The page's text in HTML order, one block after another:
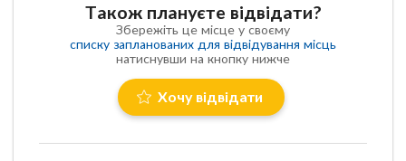
Також плануєте відвідати?
Збережіть це місце у своєму
списку запланованих для відвідування місць
натиснувши на кнопку нижче
Хочу відвідати